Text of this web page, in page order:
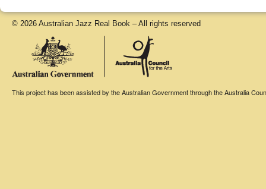
© 2026 Australian Jazz Real Book – All rights reserved
This project has been assisted by the Australian Government through the Australia